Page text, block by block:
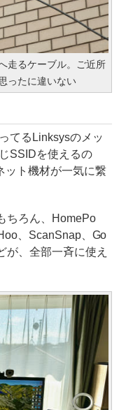
走るケーブル。ご近所
ったに違いない
てるLinksysのメッ
SSIDを使えるの
ット機材が一気に繋
ろん、HomePo
、ScanSnap、Go
、全部一斉に使え